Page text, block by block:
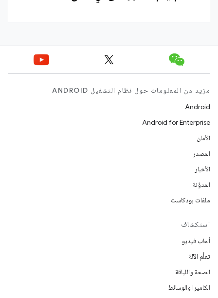
مزيد من المعلومات حول نظام التشغيل ANDROID
Android
Android for Enterprise
الأمان
المصدر
الأخبار
المدوّنة
ملفات بودكاست
استكشاف
ألعاب فيديو
تعلُم الآلة
الصحة واللياقة
الكاميرا والوسائط